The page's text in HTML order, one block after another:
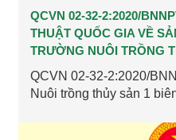
QCVN 02-32-2:2020/
THUẬT QUỐC GIA VỀ
TRƯỜNG NUÔI TRỒNG
QCVN 02-32-2:2020/
Nuôi trồng thủy sản 1